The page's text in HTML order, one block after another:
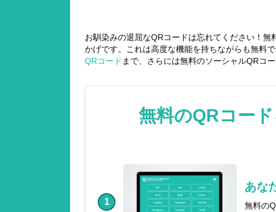
お馴染みの退屈なQRコードは忘れてください！
かげです。これは高度な機能を持ちながらも無料
QRコード まで、さらには無料のソーシャルQRコ
無料のQRコー
1
あな
無料の